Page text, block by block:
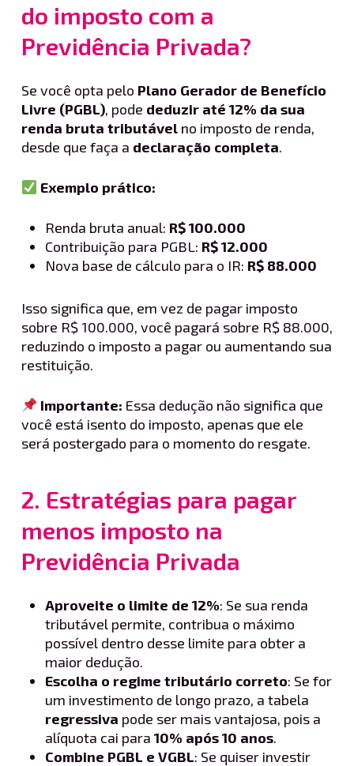
do imposto com a
Previdência Privada?
Se você opta pelo Plano Gerador de Benefício
Livre (PGBL), pode deduzir até 12% da sua
renda bruta tributávelno imposto de renda,
desde que faça a declaração completa.
Exemplo prático:
Renda bruta anual: R$ 100.000
Contribuição para PGBL: R$ 12.000
Nova base de cálculo para o IR: R$ 88.000
Isso significa que, em vez de pagar imposto
sobre R$ 100.000, você pagará sobre R$ 88.000,
reduzindo o imposto a pagar ou aumentando sua
restituição.
Importante: Essa dedução não significa que
você está isento do imposto, apenas que ele
será postergado para o momento do resgate.
2. Estratégias para pagar
menos imposto na
Previdência Privada
Aproveite o limite de 12%: Se sua renda
tributável permite, contribua o máximo
possível dentro desse limite para obter a
maior dedução.
Escolha o regime tributário correto: Se for
um investimento de longo prazo, a tabela
regressiva pode ser mais vantajosa, pois a
alíquota cai para10% após 10 anos.
Combine PGBL e VGBL: Se quiser investir